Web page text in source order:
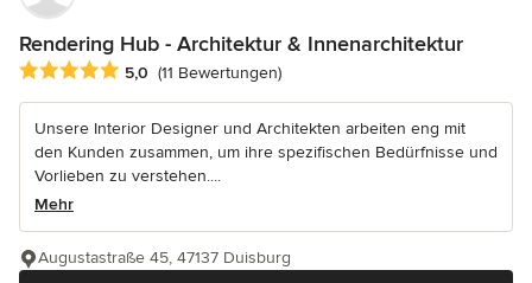
Rendering Hub - Architektur & Innenarchitektur
Durchschnittliche Bewertung: 5 von 5 Sternen
5,0 (11 Bewertungen)
Unsere Interior Designer und Architekten arbeiten eng mit
den Kunden zusammen, um ihre spezifischen Bedürfnisse und
Vorlieben zu verstehen....
Mehr
Augustastraße 45, 47137 Duisburg